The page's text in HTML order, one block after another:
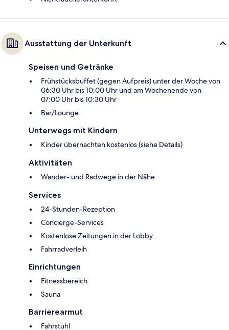
Ausstattung der Unterkunft
Speisen und Getränke
Frühstücksbuffet (gegen Aufpreis) unter der Woche von
06:30 Uhr bis 10:00 Uhr und am Wochenende von
07:00 Uhr bis 10:30 Uhr
Bar/Lounge
Unterwegs mit Kindern
Kinder übernachten kostenlos (siehe Details)
Aktivitäten
Wander- und Radwege in der Nähe
Services
24-Stunden-Rezeption
Concierge-Services
Kostenlose Zeitungen in der Lobby
Fahrradverleih
Einrichtungen
Fitnessbereich
Sauna
Barrierearmut
Fahrstuhl